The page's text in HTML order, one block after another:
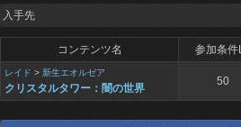
入手先
コンテンツ名 参加条件
レイド > 新生エオルゼア
クリスタルタワー：闇の世界
50